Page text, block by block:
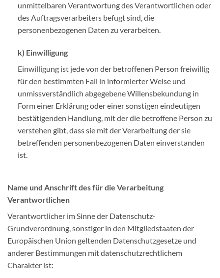
unmittelbaren Verantwortung des Verantwortlichen oder
des Auftragsverarbeiters befugt sind, die
personenbezogenen Daten zu verarbeiten.
k) Einwilligung
Einwilligung ist jede von der betroffenen Person freiwillig
für den bestimmten Fall in informierter Weise und
unmissverständlich abgegebene Willensbekundung in
Form einer Erklärung oder einer sonstigen eindeutigen
bestätigenden Handlung, mit der die betroffene Person zu
verstehen gibt, dass sie mit der Verarbeitung der sie
betreffenden personenbezogenen Daten einverstanden
ist.
Name und Anschrift des für die Verarbeitung
Verantwortlichen
Verantwortlicher im Sinne der Datenschutz-
Grundverordnung, sonstiger in den Mitgliedstaaten der
Europäischen Union geltenden Datenschutzgesetze und
anderer Bestimmungen mit datenschutzrechtlichem
Charakter ist: